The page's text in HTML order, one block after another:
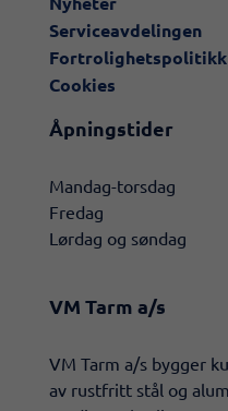
Serviceavdelingen
Fortrolighetspolitikk
Cookies
Åpningstider
Mandag-torsdag
Fredag
Lørdag og søndag
VM Tarm a/s
​VM Tarm a/s bygger
av rustfritt stål og